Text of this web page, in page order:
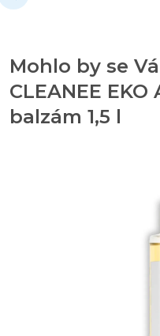
Mohlo by se
CLEANEE
balzám 1,5 l